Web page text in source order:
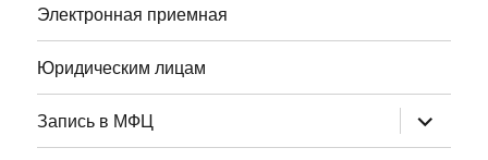
Электронная приемная
Юридическим лицам
Запись в МФЦ раскрыть
дочернее
меню